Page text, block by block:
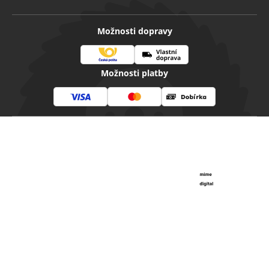
Možnosti dopravy
Česká
Vlastní
doprava
Možnosti platby